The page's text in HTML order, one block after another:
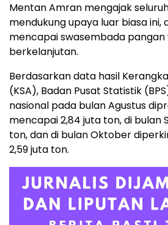
Mentan Amran mengajak
mendukung upaya luar biasa ini,
mencapai swasembada
berkelanjutan.
Berdasarkan data hasil
(KSA), Badan Pusat Statistik
nasional pada bulan Agustus
mencapai 2,84 juta ton, di bulan
ton, dan di bulan Oktober
2,59 juta ton.